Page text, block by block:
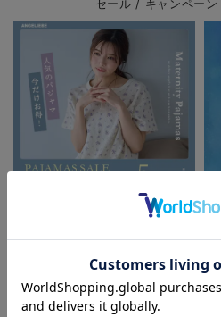
お買い物を続ける
RELATED
1
セール / キャンペー
パジャマサマーセール全品5%OFF
マタニティウェ
お気に入り商品